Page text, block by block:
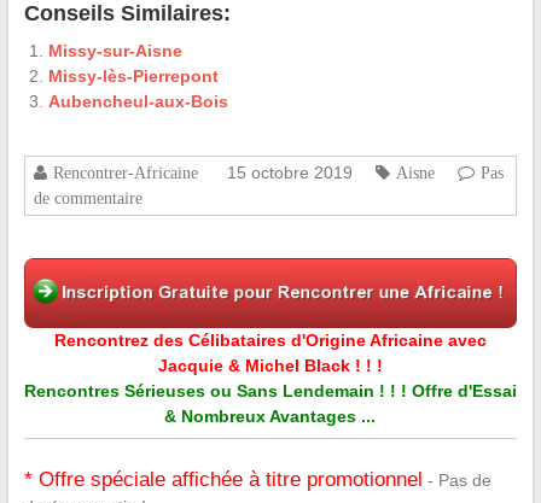
Conseils Similaires:
Missy-sur-Aisne
Missy-lès-Pierrepont
Aubencheul-aux-Bois
Rencontrer-Africaine 15 octobre 2019 Aisne
Pas
de commentaire
Rencontrez des Célibataires d'Origine Africaine avec
Jacquie & Michel Black ! ! !
Rencontres Sérieuses ou Sans Lendemain ! ! ! Offre d'Essai
& Nombreux Avantages ...
* Offre spéciale affichée à titre promotionnel - Pas de